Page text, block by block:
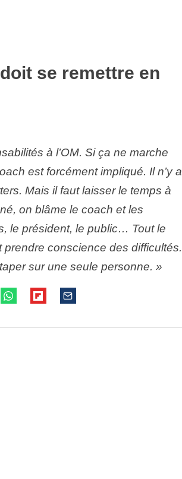
se remettre en
à l’OM. Si ça ne marche
est forcément impliqué. Il n’y a
Mais il faut laisser le temps à
on blâme le coach et les
le président, le public… Tout le
conscience des difficultés.
sur une seule personne. »